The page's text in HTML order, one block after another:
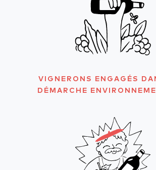
VIGNERONS ENGAGÉS
DÉMARCHE